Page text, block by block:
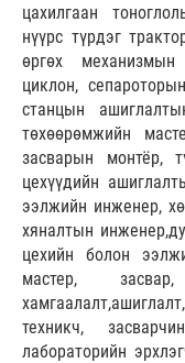
цахилгаан
нүүрс түрдэг
өргөх механизмын
циклон,
станцын
төхөөрөмжийн
засварын монтёр,
цехүүдийн
ээлжийн инженер,
хяналтын
цехийн болон
мастер,
техникч,
лабораторийн